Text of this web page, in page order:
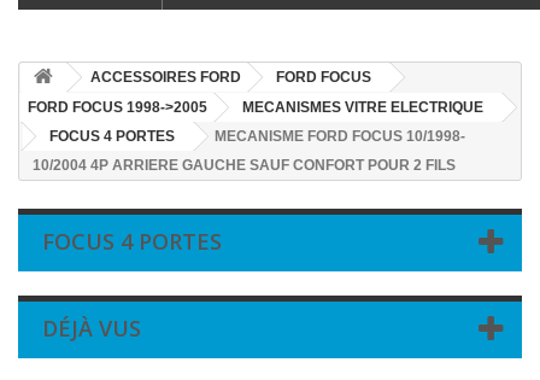
ACCESSOIRES FORD
FORD FOCUS
FORD FOCUS 1998->2005
MECANISMES VITRE ELECTRIQUE
FOCUS 4 PORTES
MECANISME FORD FOCUS 10/1998-
10/2004 4P ARRIERE GAUCHE SAUF CONFORT POUR 2 FILS
FOCUS 4 PORTES
DÉJÀ VUS